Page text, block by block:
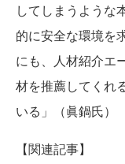
してしまうような
的に安全な環境を
にも、人材紹介エ
材を推薦してくれ
いる」（眞鍋氏）
【関連記事】